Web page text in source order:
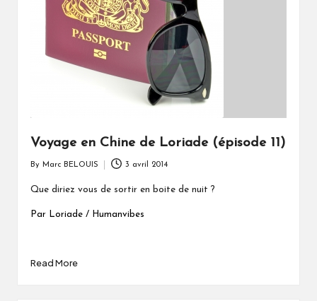
Voyage en Chine de Loriade (épisode 11)
by
By Marc BELOUIS 3 avril 2014
Que diriez vous de sortir en boite de nuit ?
Par Loriade / Humanvibes
Read More